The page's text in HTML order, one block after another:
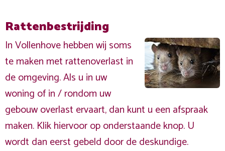
Rattenbestrijding
In Vollenhove hebben wij soms
te maken met rattenoverlast in
de omgeving. Als u in uw
woning of in / rondom uw
gebouw overlast ervaart, dan kunt u een afspraak
maken. Klik hiervoor op onderstaande knop. U
wordt dan eerst gebeld door de deskundige.